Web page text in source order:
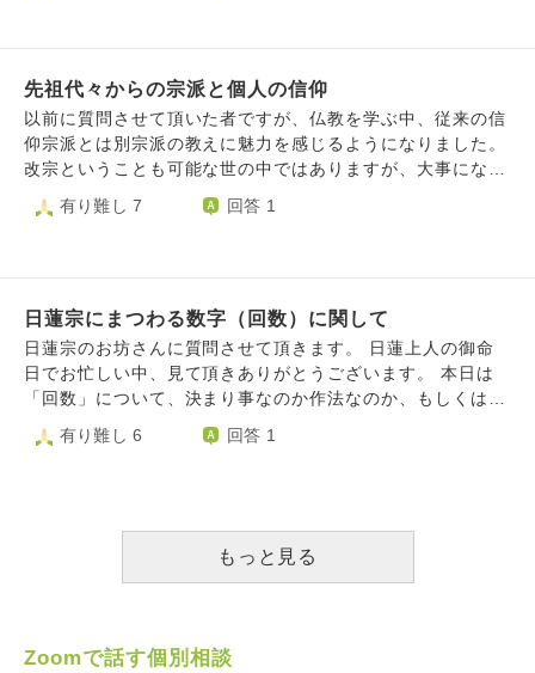
ってみよう、拘ることはない、広く視野を持って色々学ぶと
いい、教えは向こうから転がってくる。自分から求めること
はない等々貴重なお話を頂きましたが、なかなか散心してし
まって納得できない、落とし所が見つかりません。 僧侶に
なるならないを置いておいても、考え方と修行の雰囲気がい
い天台か、教学的に一番しっくりくる智山か、いっそ格式が
のでしょうか？ 3.もし宗派が決まった場合は仏壇とか設置し
た方が良いのでしょうか？（独身で1R6畳の木造アパートに
住んでます 一人暮らしの為故人はいません） 回答よろし
くお願いします
たりなことをしてしまったでしょうか？ ⑵私実家の宗
派、旦那実家の宗派が分からないのですが、異なる場合はど
ちらを信仰したらよいでしょうか？信仰は自由とは言います
が何かお手続きなど必要なのでしょうか？ LINE電話の通
る方がいるのですが、尋ねたいことがあり般若心経が聞こえ
那の実家は分かりませんが、私自身はお恥ずかしながら熱心
な信仰はできておりません。（なんと伝えていいか分から
ず、適切な言葉ではなかったら申し訳ございません。）
（なんとか、ストリートビューを使って私の実家のお墓の文
その際私の不注意で画面をタップする際にいろんな方のお墓
かと思い費用をいれなかったことがあり、当時のお寺に最近
であること、申し訳ございません。 教えていただけると幸
先祖代々からの宗派と個人の信仰
以前に質問させて頂いた者ですが、仏教を学ぶ中、従来の信
仰宗派とは別宗派の教えに魅力を感じるようになりました。
改宗ということも可能な世の中ではありますが、大事になる
ことは重々承知であり、現段階では実行せずにと思うので
す。そんな中、自分自身その別宗派が重んじている教えに心
通りで供養に努めて参りますが。また改宗についてもし何か
アドバイスが頂けるとしたならば有難いです。よろしくお願
いします。
有り難し 7 回答 1
日蓮宗にまつわる数字（回数）に関して
日蓮宗のお坊さんに質問させて頂きます。 日蓮上人の御命
日でお忙しい中、見て頂きありがとうございます。 本日は
「回数」について、決まり事なのか作法なのか、もしくは気
にしなくてよいものかお聞きしたく思います。 様々な場で
「3」が出てくるように思います。 1)方便品第二の十如是を
ある（たまたま参列者が多かったから？） 4)お線香を2本あ
ら、教えてください。 よろしくお願いします。
有り難し 6 回答 1
もっと見る
Zoomで話す個別相談